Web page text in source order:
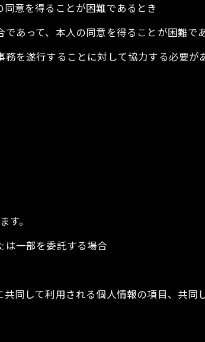
意を得ることが困難であるとき
あって、本人の同意を得ることが困難で
を遂行することに対して協力する必要が
す。
は一部を委託する場合
同して利用される個人情報の項目、共同